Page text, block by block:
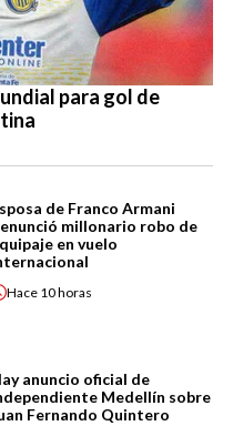
para gol de
de Franco Armani
millonario robo de
en vuelo
Hace 10 horas
anuncio oficial de
Medellín sobre
Fernando Quintero